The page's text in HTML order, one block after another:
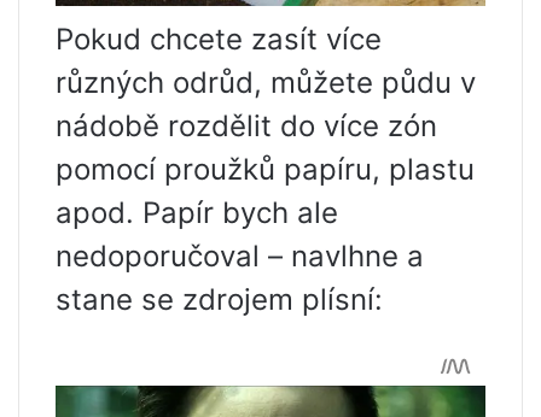
Pokud chcete zasít více
různých odrůd, můžete půdu v ​​
nádobě rozdělit do více zón
pomocí proužků papíru, plastu
apod. Papír bych ale
nedoporučoval – navlhne a
stane se zdrojem plísní: